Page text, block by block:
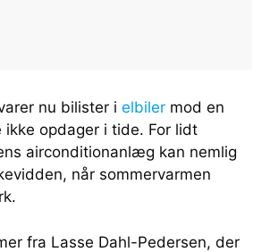
nu bilister i elbiler mod en
ikke opdager i tide. For lidt
airconditionanlæg kan nemlig
når sommervarmen
fra Lasse Dahl-Pedersen, der